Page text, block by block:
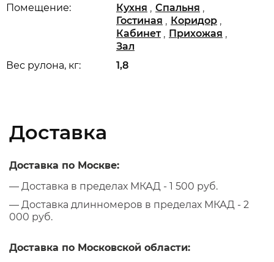
Вес рулона, кг: 1,8
Помещение: Кухня , Спальня ,
Гостиная , Коридор ,
Кабинет , Прихожая ,
Зал
Доставка
Доставка по Москве:
— Доставка в пределах МКАД - 1 500 руб.
— Доставка длинномеров в пределах МКАД - 2
000 руб.
Доставка по Московской области: